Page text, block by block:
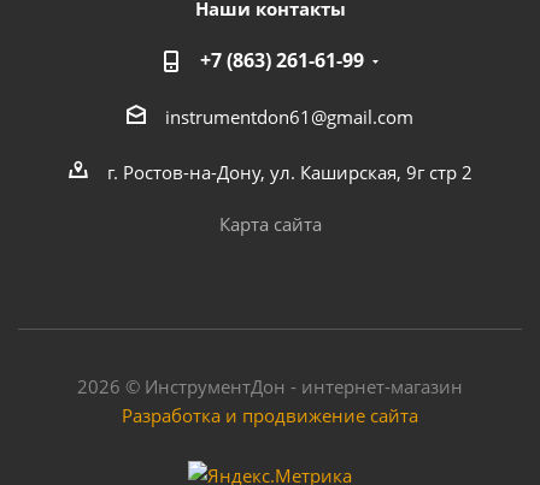
Наши контакты
+7 (863) 261-61-99
instrumentdon61@gmail.com
г. Ростов-на-Дону, ул. Каширская, 9г стр 2
Карта сайта
2026 © ИнструментДон - интернет-магазин
Разработка и продвижение сайта